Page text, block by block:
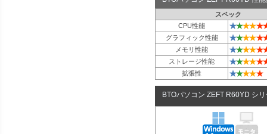
スペック
CPU性能
★★★★★
グラフィック性能 ★★★★★
メモリ性能 ★★★★★
ストレージ性能 ★★★★★
拡張性 ★★★★★
BTOパソコン ZEFT R60YD シ